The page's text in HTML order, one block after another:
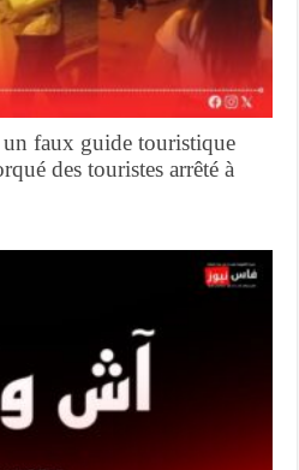
faux guide touristique
des touristes arrêté à